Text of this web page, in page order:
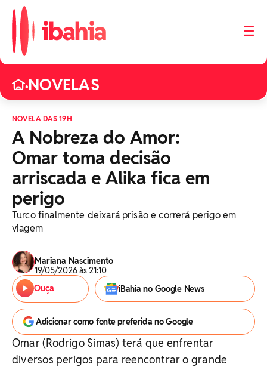
☰
•NOVELAS
NOVELA DAS 19H
A Nobreza do Amor:
Omar toma decisão
arriscada e Alika fica em
perigo
Turco finalmente deixará prisão e correrá perigo em
viagem
Mariana Nascimento
19/05/2026 às 21:10
Ouça
iBahia no Google News
Adicionar como fonte preferida no Google
Omar (Rodrigo Simas) terá que enfrentar
diversos perigos para reencontrar o grande